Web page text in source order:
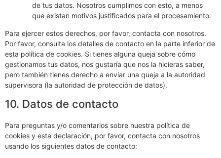
de tus datos. Nosotros cumplimos con esto, a menos
que existan motivos justificados para el procesamiento.
Para ejercer estos derechos, por favor, contacta con nosotros.
Por favor, consulta los detalles de contacto en la parte inferior de
esta política de cookies. Si tienes alguna queja sobre cómo
gestionamos tus datos, nos gustaría que nos la hicieras saber,
pero también tienes derecho a enviar una queja a la autoridad
supervisora (la autoridad de protección de datos).
10. Datos de contacto
Para preguntas y/o comentarios sobre nuestra política de
cookies y esta declaración, por favor, contacta con nosotros
usando los siguientes datos de contacto: